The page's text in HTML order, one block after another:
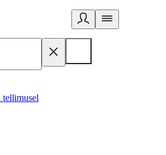
tellimusel